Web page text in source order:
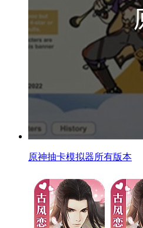
原神抽卡模拟器所有版本